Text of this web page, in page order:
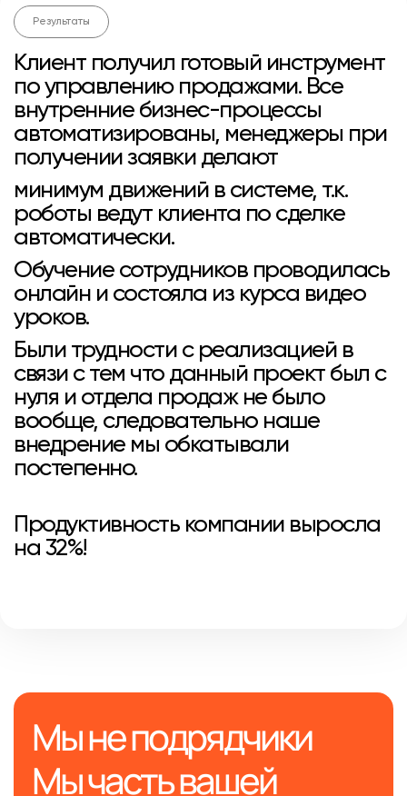
Результаты
Клиент получил готовый инструмент
по управлению продажами. Все
внутренние бизнес-процессы
автоматизированы, менеджеры при
получении заявки делают
минимум движений в системе, т.к.
роботы ведут клиента по сделке
автоматически.
Обучение сотрудников проводилась
онлайн и состояла из курса видео
уроков.
Были трудности с реализацией в
связи с тем что данный проект был с
нуля и отдела продаж не было
вообще, следовательно наше
внедрение мы обкатывали
постепенно.
Продуктивность компании выросла
на 32%!
Мы не подрядчики
Мы часть вашей